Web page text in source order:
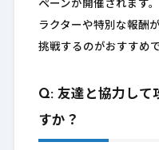
ペーンが開催されます
ラクターや特別な報酬
挑戦するのがおすすめで
Q: 友達と協力して
すか？